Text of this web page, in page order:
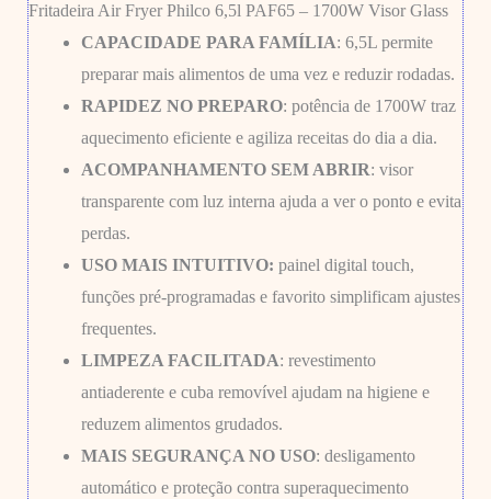
Fritadeira Air Fryer Philco 6,5l PAF65 – 1700W Visor Glass
CAPACIDADE PARA FAMÍLIA: 6,5L permite
preparar mais alimentos de uma vez e reduzir rodadas.
RAPIDEZ NO PREPARO: potência de 1700W traz
aquecimento eficiente e agiliza receitas do dia a dia.
ACOMPANHAMENTO SEM ABRIR: visor
transparente com luz interna ajuda a ver o ponto e evita
perdas.
USO MAIS INTUITIVO: painel digital touch,
funções pré-programadas e favorito simplificam ajustes
frequentes.
LIMPEZA FACILITADA: revestimento
antiaderente e cuba removível ajudam na higiene e
reduzem alimentos grudados.
MAIS SEGURANÇA NO USO: desligamento
automático e proteção contra superaquecimento